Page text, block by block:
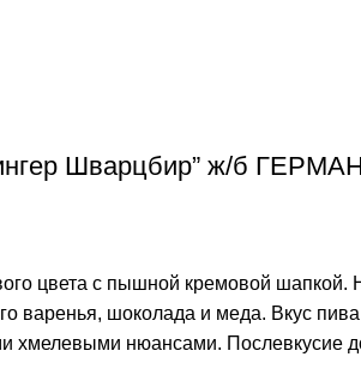
Шварцбир” ж/б
цвета с пышной кремовой
варенья, шоколада и меда. Вкус
хмелевыми нюансами. Послевкусие